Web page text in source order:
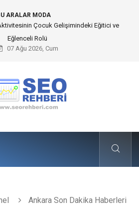
ARALAR MODA
Alan Yönetimindeki Fonksiyonel Rolü
07 Ağu 2026, Cum
Ankara Son Dakika Haberleri